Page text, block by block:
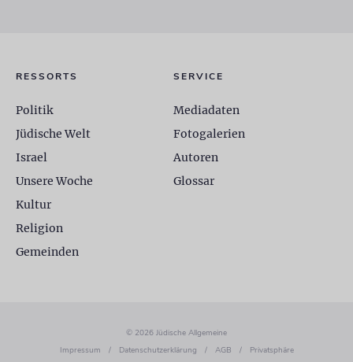
RESSORTS
Politik
Jüdische Welt
Israel
Unsere Woche
Kultur
Religion
Gemeinden
SERVICE
Mediadaten
Fotogalerien
Autoren
Glossar
© 2026 Jüdische Allgemeine
Impressum
/ Datenschutzerklärung / AGB / Privatsphäre